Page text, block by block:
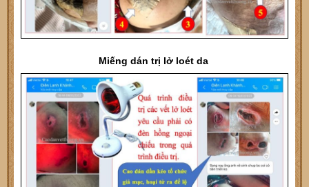
Miếng dán trị lở loét da